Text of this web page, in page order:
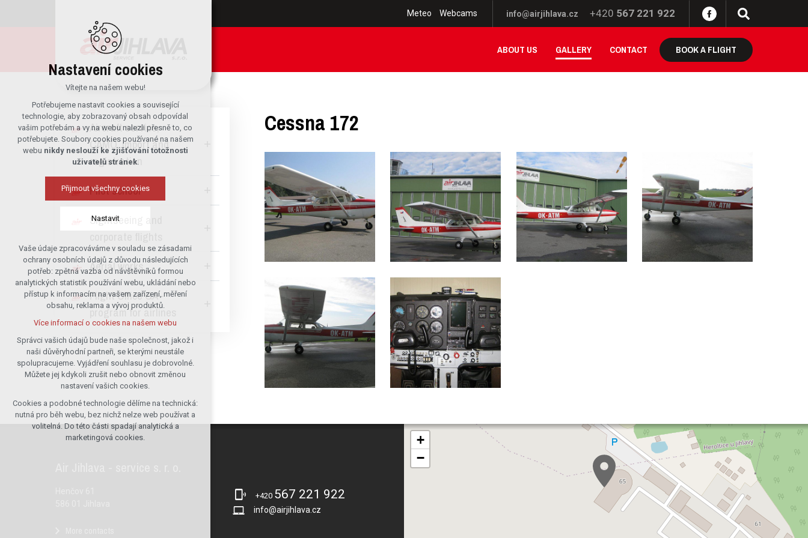
Meteo Webcams info@airjihlava.cz +420 567 221 922
ABOUT US GALLERY CONTACT BOOK A FLIGHT
Aircraft service,
CAMO, import and
registration
Pilot school
Sightseeing and
Aerial works
Flight Office GA -
program for airlines
Cessna 172
+420 567 221 922
info@airjihlava.cz
+
−
Nastavení cookies
Vítejte na našem webu!
Potřebujeme nastavit cookies a související
technologie, aby zobrazovaný obsah odpovídal
vašim potřebám a vy na webu nalezli přesně to, co
potřebujete. Soubory cookies používané na našem
webu nikdy neslouží ke zjišťování totožnosti
uživatelů stránek.
Přijmout všechny cookies
Nastavit
Technická cookies
nutná pro provozování webu
udržení kontextu stránek (session):
případná přihlášení, volby jazyka, apod.
Volitelná cookies
analytická pro anonymizované
vyhodnocení návštěvnosti
marketingová cookies (Google)
Více informací o cookies na našem webu
Přijmout všechny cookies
Odmítnout vše
Vaše údaje zpracováváme v souladu se zásadami
ochrany osobních údajů z důvodu následujících
potřeb: zpětná vazba od návštěvníků formou
analytických statistik používání webu, ukládání nebo
přístup k informacím na vašem zařízení, měření
obsahu, reklama a vývoj produktů.
Více informací o cookies na našem webu
Správci vašich údajů bude naše společnost, jakož i
naši důvěryhodní partneři, se kterými neustále
spolupracujeme. Vyjádření souhlasu je dobrovolné.
Můžete jej kdykoli zrušit nebo obnovit změnou
nastavení vašich cookies.
Cookies a podobné technologie dělíme na technická:
nutná pro běh webu, bez nichž nelze web používat a
volitelná. Do této části spadají analytická a
marketingová cookies.